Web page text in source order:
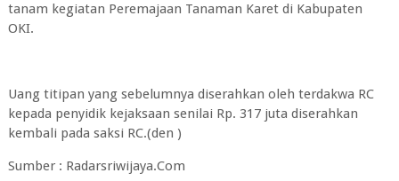
tanam kegiatan Peremajaan Tanaman Karet di Kabupaten
OKI.
Uang titipan yang sebelumnya diserahkan oleh terdakwa RC
kepada penyidik kejaksaan senilai Rp. 317 juta diserahkan
kembali pada saksi RC.(den )
Sumber : Radarsriwijaya.Com